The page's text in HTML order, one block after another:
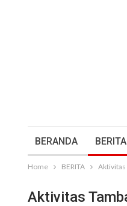
BERANDA BERITA
Home BERITA Aktivitas
Aktivitas